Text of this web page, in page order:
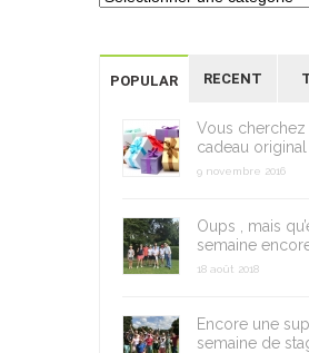
POPULAR RECENT
Vous cherchez
cadeau original
9 novembre 2016
Oups , mais
semaine
18 août 2018
Encore une
semaine de